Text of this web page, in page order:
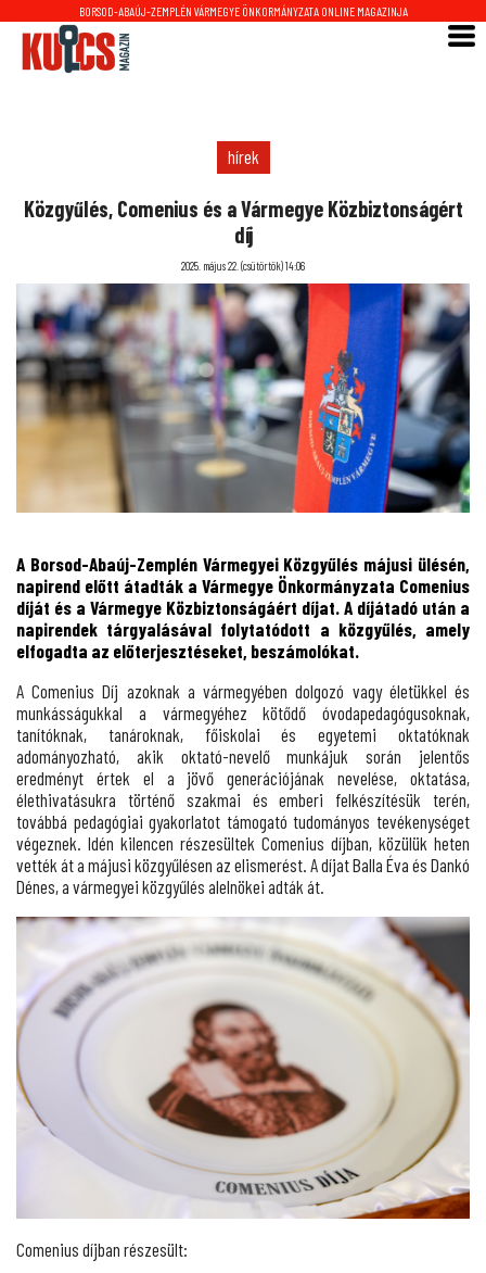
BORSOD-ABAÚJ-ZEMPLÉN VÁRMEGYE ÖNKORMÁNYZATA ONLINE MAGAZINJA
hírek
Közgyűlés, Comenius és a Vármegye Közbiztonságért
díj
2025. május 22. (csütörtök) 14:06
A Borsod-Abaúj-Zemplén Vármegyei Közgyűlés májusi ülésén,
napirend előtt átadták a Vármegye Önkormányzata Comenius
díját és a Vármegye Közbiztonságáért díjat. A díjátadó után a
napirendek tárgyalásával folytatódott a közgyűlés, amely
elfogadta az előterjesztéseket, beszámolókat.
A Comenius Díj azoknak a vármegyében dolgozó vagy életükkel és
munkásságukkal a vármegyéhez kötődő óvodapedagógusoknak,
tanítóknak, tanároknak, főiskolai és egyetemi oktatóknak
adományozható, akik oktató-nevelő munkájuk során jelentős
eredményt értek el a jövő generációjának nevelése, oktatása,
élethivatásukra történő szakmai és emberi felkészítésük terén,
továbbá pedagógiai gyakorlatot támogató tudományos tevékenységet
végeznek. Idén kilencen részesültek Comenius díjban, közülük heten
vették át a májusi közgyűlésen az elismerést. A díjat Balla Éva és Dankó
Dénes, a vármegyei közgyűlés alelnökei adták át.
Comenius díjban részesült: